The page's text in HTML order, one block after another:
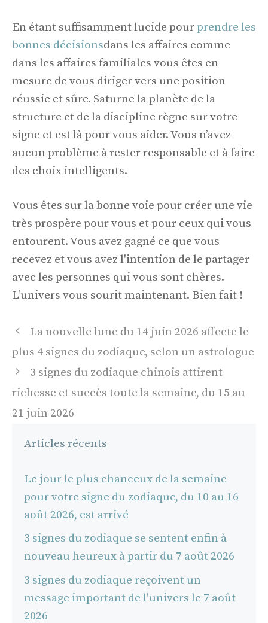
En étant suffisamment lucide pourprendre les
bonnes décisionsdans les affaires comme
dans les affaires familiales vous êtes en
mesure de vous diriger vers une position
réussie et sûre. Saturne la planète de la
structure et de la discipline règne sur votre
signe et est là pour vous aider. Vous n’avez
aucun problème à rester responsable et à faire
des choix intelligents.
Vous êtes sur la bonne voie pour créer une vie
très prospère pour vous et pour ceux qui vous
entourent. Vous avez gagné ce que vous
recevez et vous avez l'intention de le partager
avec les personnes qui vous sont chères.
L’univers vous sourit maintenant. Bien fait !
Navigation
des
La nouvelle lune du 14 juin 2026 affecte le
plus 4 signes du zodiaque, selon un astrologue
3 signes du zodiaque chinois attirent
richesse et succès toute la semaine, du 15 au
21 juin 2026
Articles récents
Le jour le plus chanceux de la semaine
pour votre signe du zodiaque, du 10 au 16
août 2026, est arrivé
3 signes du zodiaque se sentent enfin à
nouveau heureux à partir du 7 août 2026
3 signes du zodiaque reçoivent un
message important de l'univers le 7 août
2026